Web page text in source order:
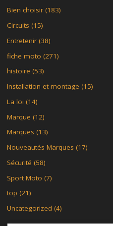
Bien choisir(183)
Circuits (15)
Entretenir(38)
fiche moto (271)
histoire (53)
Installation et montage (15)
La loi (14)
Marque (12)
Marques (13)
Nouveautés Marques (17)
Sécurité (58)
Sport Moto (7)
top (21)
Uncategorized (4)